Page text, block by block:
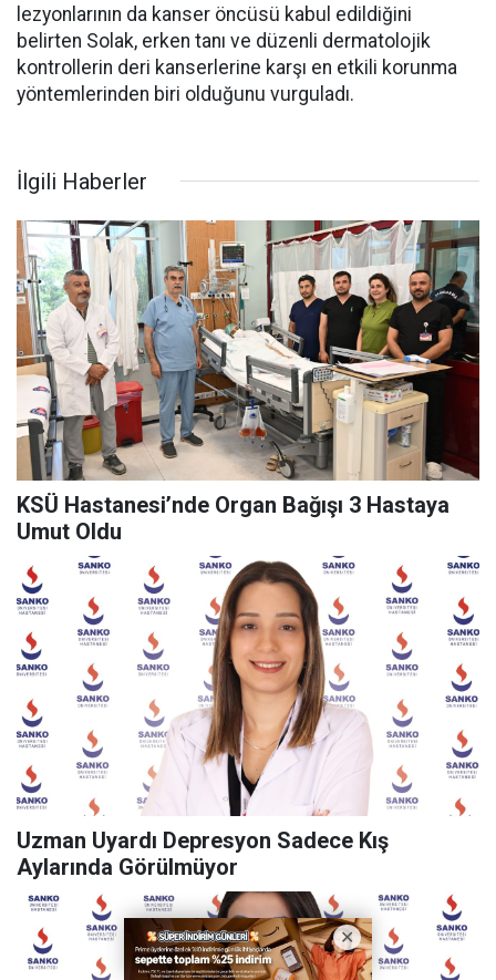
lezyonlarının da kanser öncüsü kabul edildiğini
belirten Solak, erken tanı ve düzenli dermatolojik
kontrollerin deri kanserlerine karşı en etkili korunma
yöntemlerinden biri olduğunu vurguladı.
İlgili Haberler
KSÜ Hastanesi’nde Organ Bağışı 3 Hastaya
Umut Oldu
Uzman Uyardı Depresyon Sadece Kış
Aylarında Görülmüyor